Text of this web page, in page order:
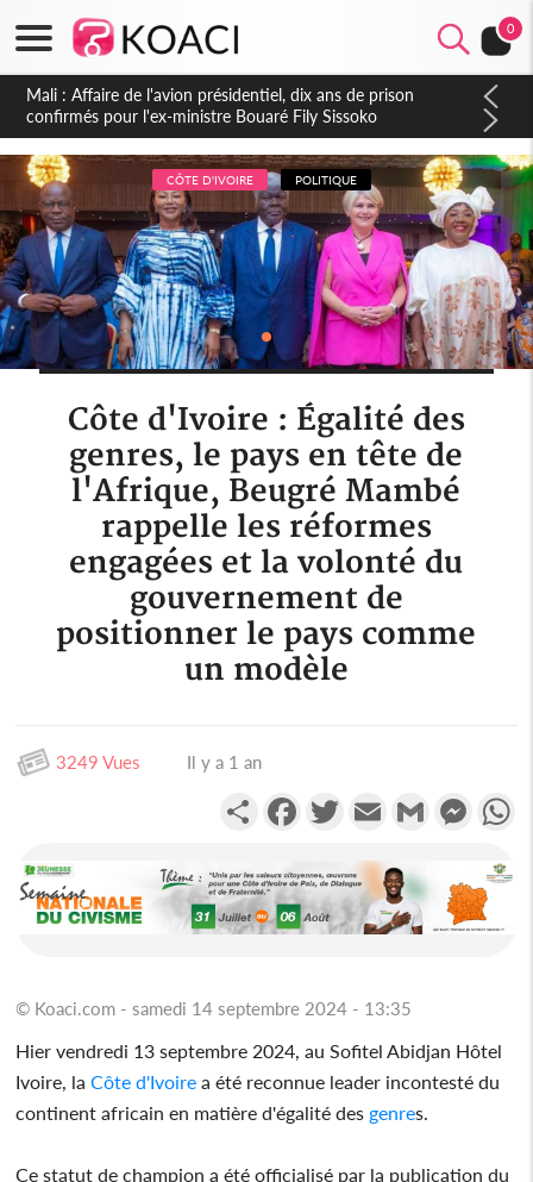
0
Nigeria : Le Togo et le Cameroun principaux acheteurs des
produits de la raffinerie Dangote en juillet
CÔTE D'IVOIRE POLITIQUE
Côte d'Ivoire : Égalité des
genres, le pays en tête de
l'Afrique, Beugré Mambé
rappelle les réformes
engagées et la volonté du
gouvernement de
positionner le pays comme
un modèle
3249 Vues Il y a 1 an
PartagerFacebookTwitterEmail Gmail
© Koaci.com - samedi 14 septembre 2024 - 13:35
Hier vendredi 13 septembre 2024, au Sofitel Abidjan Hôtel
Ivoire, laCôte d'Ivoire a été reconnue leader incontesté du
continent africain en matière d'égalité des genres.
Ce statut de champion a été officialisé par la publication du